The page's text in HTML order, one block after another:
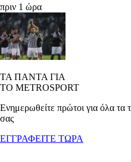
πριν 1 ώρα
ΤΑ ΠΑΝΤΑ ΓΙΑ
ΤΟ METROSPORT
Ενημερωθείτε πρώτοι για όλα τα
σας
ΕΓΓΡΑΦΕΙΤΕ ΤΩΡΑ